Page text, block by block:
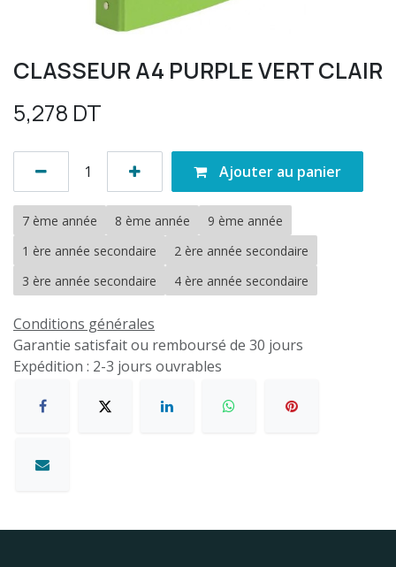
CLASSEUR A4 PURPLE VERT CLAIR
5,278 DT
Ajouter au panier
7 ème année 8 ème année
9 ème année
1 ère année secondaire
2 ère année secondaire
3 ère année secondaire
4 ère année secondaire
Conditions générales
Garantie satisfait ou remboursé de 30 jours
Expédition : 2-3 jours ouvrables